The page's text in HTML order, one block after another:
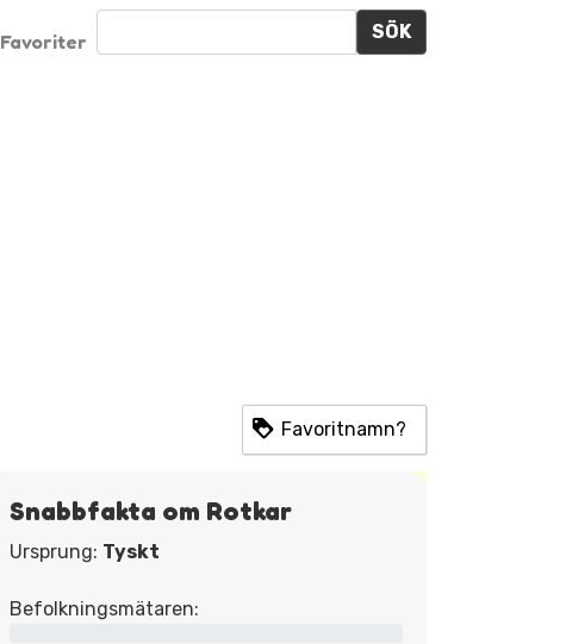
Favoriter SÖK
Favoritnamn?
Snabbfakta om Rotkar
Ursprung: Tyskt
Befolkningsmätaren: